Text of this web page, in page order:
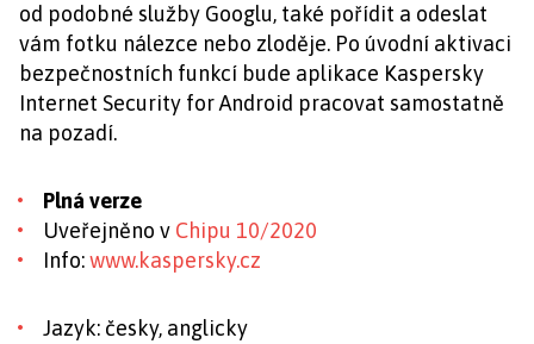
od podobné služby Googlu, také pořídit a odeslat
vám fotku nálezce nebo zloděje. Po úvodní aktivaci
bezpečnostních funkcí bude aplikace Kaspersky
Internet Security for Android pracovat samostatně
na pozadí.
Plná verze
Uveřejněno v Chipu 10/2020
Info:www.kaspersky.cz
Jazyk: česky, anglicky